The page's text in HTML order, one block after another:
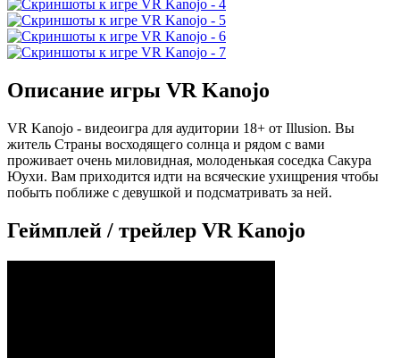
Описание игры VR Kanojo
VR Kanojo - видеоигра для аудитории 18+ от Illusion. Вы
житель Страны восходящего солнца и рядом с вами
проживает очень миловидная, молоденькая соседка Сакура
Юухи. Вам приходится идти на всяческие ухищрения чтобы
побыть поближе с девушкой и подсматривать за ней.
Геймплей / трейлер VR Kanojo